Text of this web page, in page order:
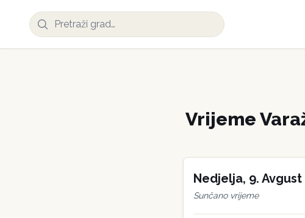
Vrijeme
Nedjelja, 9. Avgust
Sunčano vrijeme